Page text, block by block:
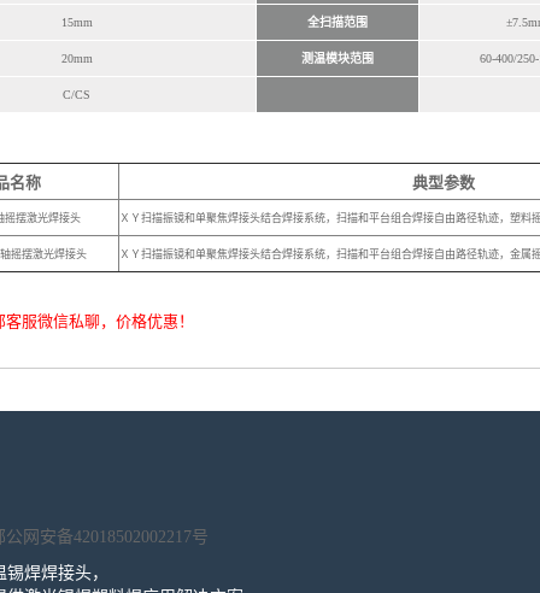
15mm 全扫描范围
20mm 测温模块范围 60-400/
C/CS
名称 典型参数
摇摆激光焊接头 ＸＹ扫描振镜和单聚焦焊接头结合焊接系统，扫描和平台组合焊接自由路径轨迹，塑料
摇摆激光焊接头 ＸＹ扫描振镜和单聚焦焊接头结合焊接系统，扫描和平台组合焊接自由路径轨迹，金属
服微信私聊，价格优惠！
公网安备42018502002217号
焊焊接头，